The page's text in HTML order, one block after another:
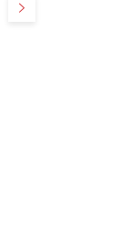
Suivant